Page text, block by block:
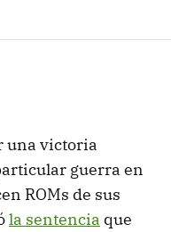
una victoria
guerra en
ROMs de sus
la sentencia que